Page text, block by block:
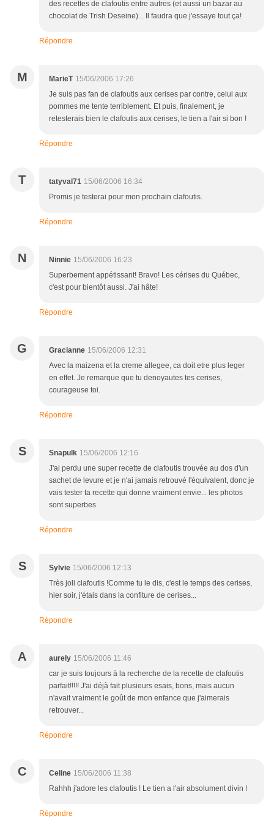
des recettes de clafoutis entre autres (et aussi un bazar au
chocolat de Trish Deseine)... Il faudra que j'essaye tout ça!
Répondre
M MarieT 15/06/2006 17:26
Je suis pas fan de clafoutis aux cerises par contre, celui aux
pommes me tente terriblement. Et puis, finalement, je
retesterais bien le clafoutis aux cerises, le tien a l'air si bon !
Répondre
T tatyval71 15/06/2006 16:34
Promis je testerai pour mon prochain clafoutis.
Répondre
N Ninnie 15/06/2006 16:23
Superbement appétissant! Bravo! Les cérises du Québec,
c'est pour bientôt aussi. J'ai hâte!
Répondre
G Gracianne 15/06/2006 12:31
Avec la maizena et la creme allegee, ca doit etre plus leger
en effet. Je remarque que tu denoyautes tes cerises,
courageuse toi.
Répondre
S Snapulk 15/06/2006 12:16
J'ai perdu une super recette de clafoutis trouvée au dos d'un
sachet de levure et je n'ai jamais retrouvé l'équivalent, donc je
vais tester ta recette qui donne vraiment envie... les photos
sont superbes
Répondre
S Sylvie 15/06/2006 12:13
Très joli clafoutis !Comme tu le dis, c'est le temps des cerises,
hier soir, j'étais dans la confiture de cerises...
Répondre
A aurely 15/06/2006 11:46
car je suis toujours à la recherche de la recette de clafoutis
parfait!!!!! J'ai déjà fait plusieurs esais, bons, mais aucun
n'avait vraiment le goût de mon enfance que j'aimerais
retrouver...
Répondre
C Celine 15/06/2006 11:38
Rahhh j'adore les clafoutis ! Le tien a l'air absolument divin !
Répondre